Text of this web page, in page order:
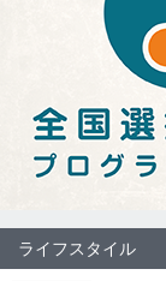
ライフスタイル